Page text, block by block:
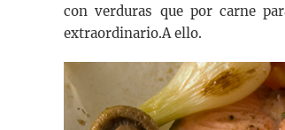
con verduras que por carne
extraordinario.A ello.